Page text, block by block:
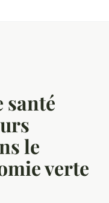
santé
le
verte